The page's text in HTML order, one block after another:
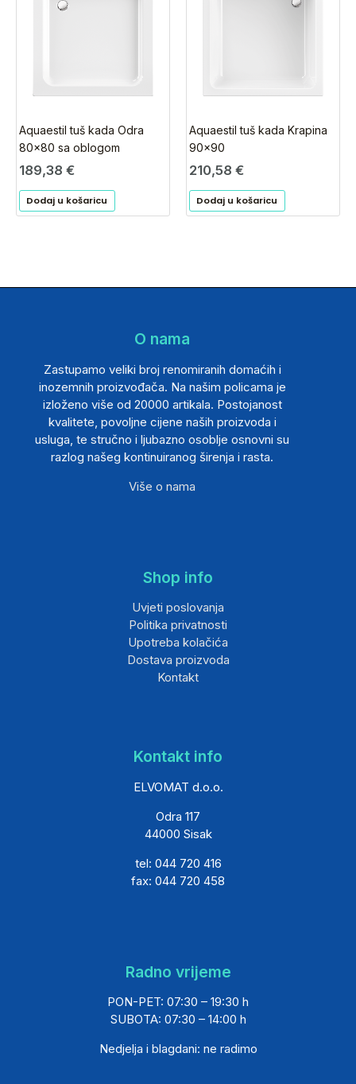
Aquaestil tuš kada Odra
80×80 sa oblogom
189,38 €
Dodaj u košaricu
Aquaestil tuš kada Krapina
90×90
210,58 €
Dodaj u košaricu
O nama
Zastupamo veliki broj renomiranih domaćih i
inozemnih proizvođača. Na našim policama je
izloženo više od 20000 artikala. Postojanost
kvalitete, povoljne cijene naših proizvoda i
usluga, te stručno i ljubazno osoblje osnovni su
razlog našeg kontinuiranog širenja i rasta.
Više o nama
Shop info
Uvjeti poslovanja
Politika privatnosti
Upotreba kolačića
Dostava proizvoda
Kontakt
Kontakt info
ELVOMAT d.o.o.
Odra 117
44000 Sisak
tel: 044 720 416
fax: 044 720 458
Radno vrijeme
PON-PET: 07:30 – 19:30 h
SUBOTA: 07:30 – 14:00 h
Nedjelja i blagdani: ne radimo